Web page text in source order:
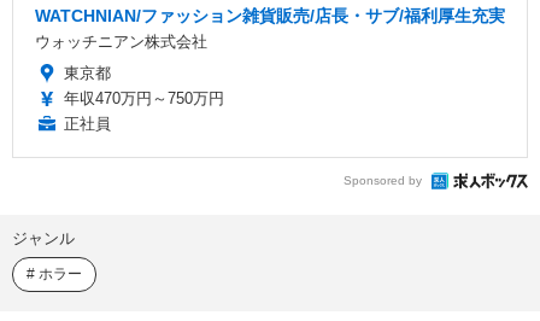
WATCHNIAN/ファッション雑貨販売/店長・サブ/福利厚生充実
ウォッチニアン株式会社
東京都
年収470万円～750万円
正社員
Sponsored by
ジャンル
ホラー